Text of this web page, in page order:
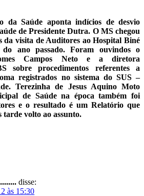
da Saúde aponta indícios de desvio
de Presidente Dutra. O MS chegou
da visita de Auditores ao Hospital Biné
do ano passado. Foram ouvindos o
Campos Neto e a diretora
sobre procedimentos referentes a
registrados no sistema do SUS –
Terezinha de Jesus Aquino Moto
de Saúde na época também foi
e o resultado é um Relatório que
tarde volto ao assunto.
disse:
às 15:30